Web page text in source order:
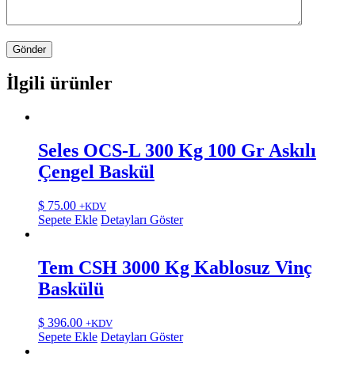
İlgili ürünler
Seles OCS-L 300 Kg 100 Gr Askılı
Çengel Baskül
$ 75.00 +KDV
Sepete Ekle Detayları Göster
Tem CSH 3000 Kg Kablosuz Vinç
Baskülü
$ 396.00 +KDV
Sepete Ekle Detayları Göster